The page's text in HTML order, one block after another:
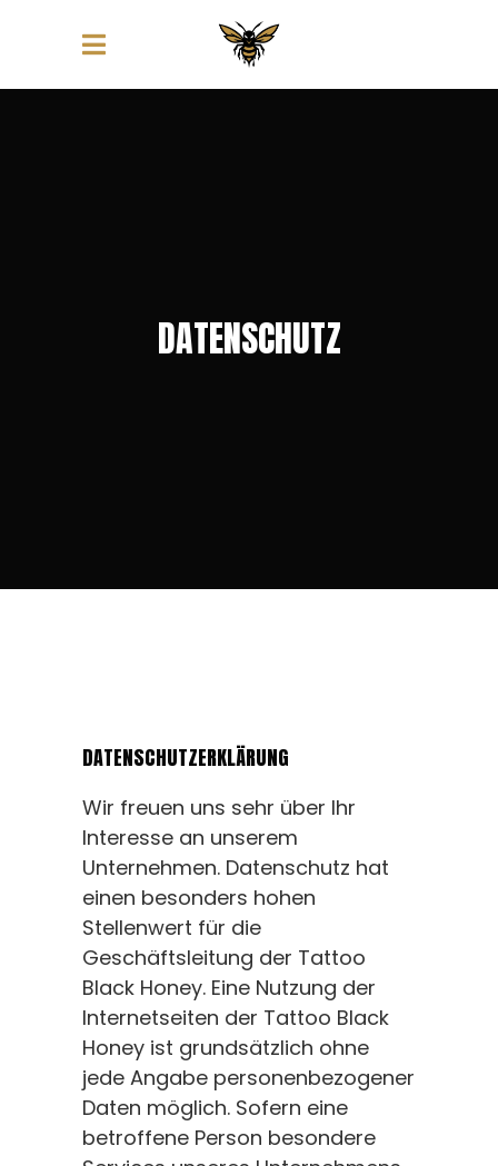
DATENSCHUTZ
DATENSCHUTZERKLÄRUNG
Wir freuen uns sehr über Ihr
Interesse an unserem
Unternehmen. Datenschutz hat
einen besonders hohen
Stellenwert für die
Geschäftsleitung der Tattoo
Black Honey. Eine Nutzung der
Internetseiten der Tattoo Black
Honey ist grundsätzlich ohne
jede Angabe personenbezogener
Daten möglich. Sofern eine
betroffene Person besondere